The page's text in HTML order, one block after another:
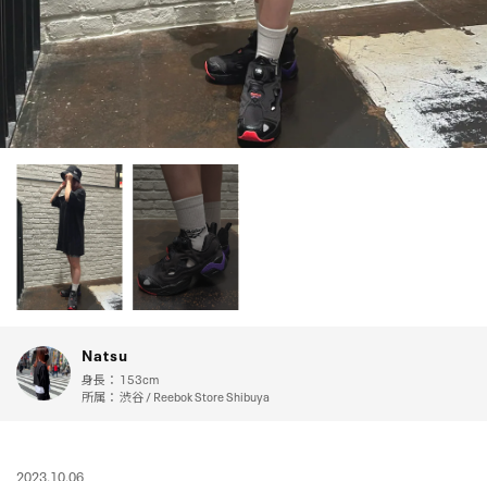
Natsu
身長： 153cm
所属： 渋谷 / Reebok Store Shibuya
2023.10.06